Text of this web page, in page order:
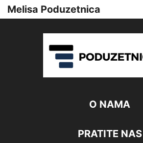
Melisa Poduzetnica
O NAMA
PRATITE NAS